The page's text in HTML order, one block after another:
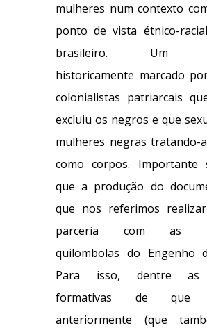
mulheres num contexto
ponto de vista étnico-
brasileiro. Um
historicamente marcado
colonialistas patriarcais
excluiu os negros e que
mulheres negras tratando-
como corpos. Importante
que a produção do
que nos referimos
parceria com as
quilombolas do Engenho
Para isso, dentre as
formativas de que
anteriormente (que